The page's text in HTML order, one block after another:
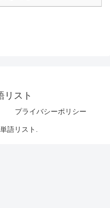
リスト
プライバシーポリシー
語リスト.